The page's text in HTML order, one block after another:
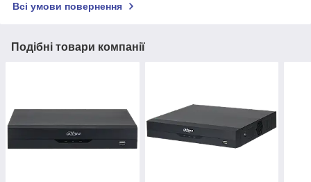
Всі умови повернення
Подібні товари компанії